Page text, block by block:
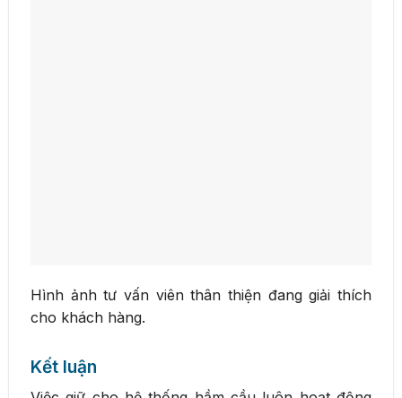
Hình ảnh tư vấn viên thân thiện đang giải thích
cho khách hàng.
Kết luận